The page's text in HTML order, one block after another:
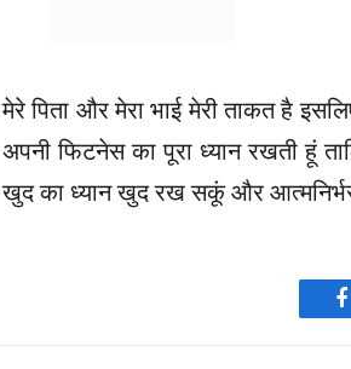
मेरे पिता और मेरा भाई मेरी ताकत है
अपनी फिटनेस का पूरा ध्यान रखती हूं
खुद का ध्यान खुद रख सकूं और आत्मनिर्भर